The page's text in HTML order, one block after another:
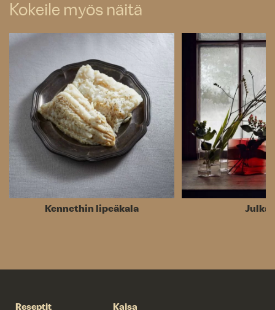
Kokeile myös näitä
Kennethin lipeäkala
Reseptit Kaisa